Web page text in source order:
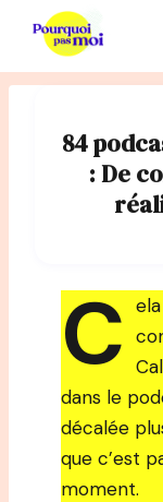
contenu
84
: De
C
dans le
décalée
que c’est
moment.